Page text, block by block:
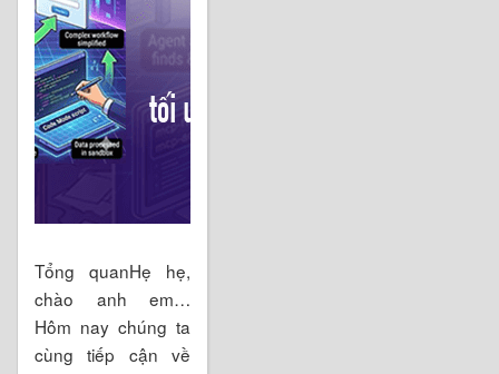
Tổng quanHẹ hẹ,
chào anh em…
Hôm nay chúng ta
cùng tiếp cận về